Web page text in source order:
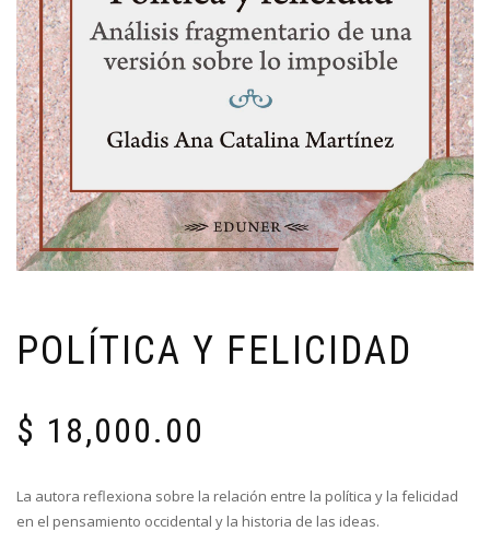
POLÍTICA Y FELICIDAD
$ 18,000.00
La autora reflexiona sobre la relación entre la política y la felicidad
en el pensamiento occidental y la historia de las ideas.